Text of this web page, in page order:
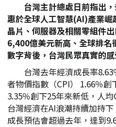
台灣主計總處日前指出
惠於全球人工智慧(AI)產業崛
晶片、伺服器及相關零組件
6,400億美元新高、全球排名
數字背後，台灣民眾真實的
台灣去年經濟成長率
者物價指數（CPI） 1.66％
3.35％創下25年來新低，人
台灣經濟在AI浪潮持續加持
成長預估會超過去年，達到